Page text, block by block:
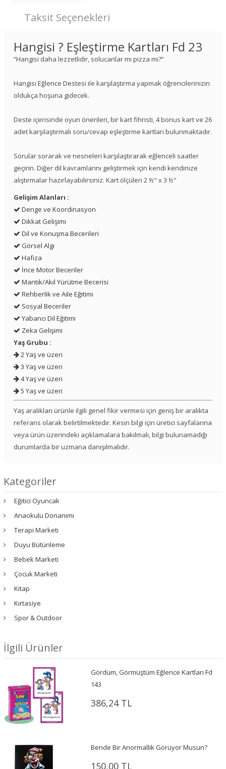
Taksit Seçenekleri
Hangisi ? Eşleştirme Kartları Fd 23
“Hangisi daha lezzetlidir, solucanlar mı pizza mı?”
Hangisi Eğlence Destesi ile karşılaştırma yapmak öğrencilerinizin
oldukça hoşuna gidecek.
Deste içerisinde oyun önerileri, bir kart fihristi, 4 bonus kart ve 26
adet karşılaştırmalı soru/cevap eşleştirme kartları bulunmaktadır.
Sorular sorarak ve nesneleri karşılaştırarak eğlenceli saatler
geçirin. Diğer dil kavramlarını geliştirmek için kendi kendinize
alıştırmalar hazırlayabilirsiniz. Kart ölçüleri 2 ½" x 3 ½"
Gelişim Alanları :
Denge ve Koordinasyon
Dikkat Gelişimi
Dil ve Konuşma Becerileri
Görsel Algı
Hafıza
İnce Motor Beceriler
Mantık/Akıl Yürütme Becerisi
Rehberlik ve Aile Eğitimi
Sosyal Beceriler
Yabancı Dil Eğitimi
Zeka Gelişimi
Yaş Grubu :
2 Yaş ve üzeri
3 Yaş ve üzeri
4 Yaş ve üzeri
5 Yaş ve üzeri
Yaş aralıkları ürünle ilgili genel fikir vermesi için geniş bir aralıkta
referans olarak belirtilmektedir. Kesin bilgi için üretici sayfalarına
veya ürün üzerindeki açıklamalara bakılmalı, bilgi bulunamadığı
durumlarda bir uzmana danışılmalıdır.
Kategoriler
Eğitici Oyuncak
Anaokulu Donanımı
Terapi Marketi
Duyu Bütünleme
Bebek Marketi
Çocuk Marketi
Kitap
Kırtasiye
Spor & Outdoor
İlgili Ürünler
Gördüm, Görmüştüm Eğlence Kartları Fd
143
386,24 TL
Bende Bir Anormallik Görüyor Musun?
150,00 TL